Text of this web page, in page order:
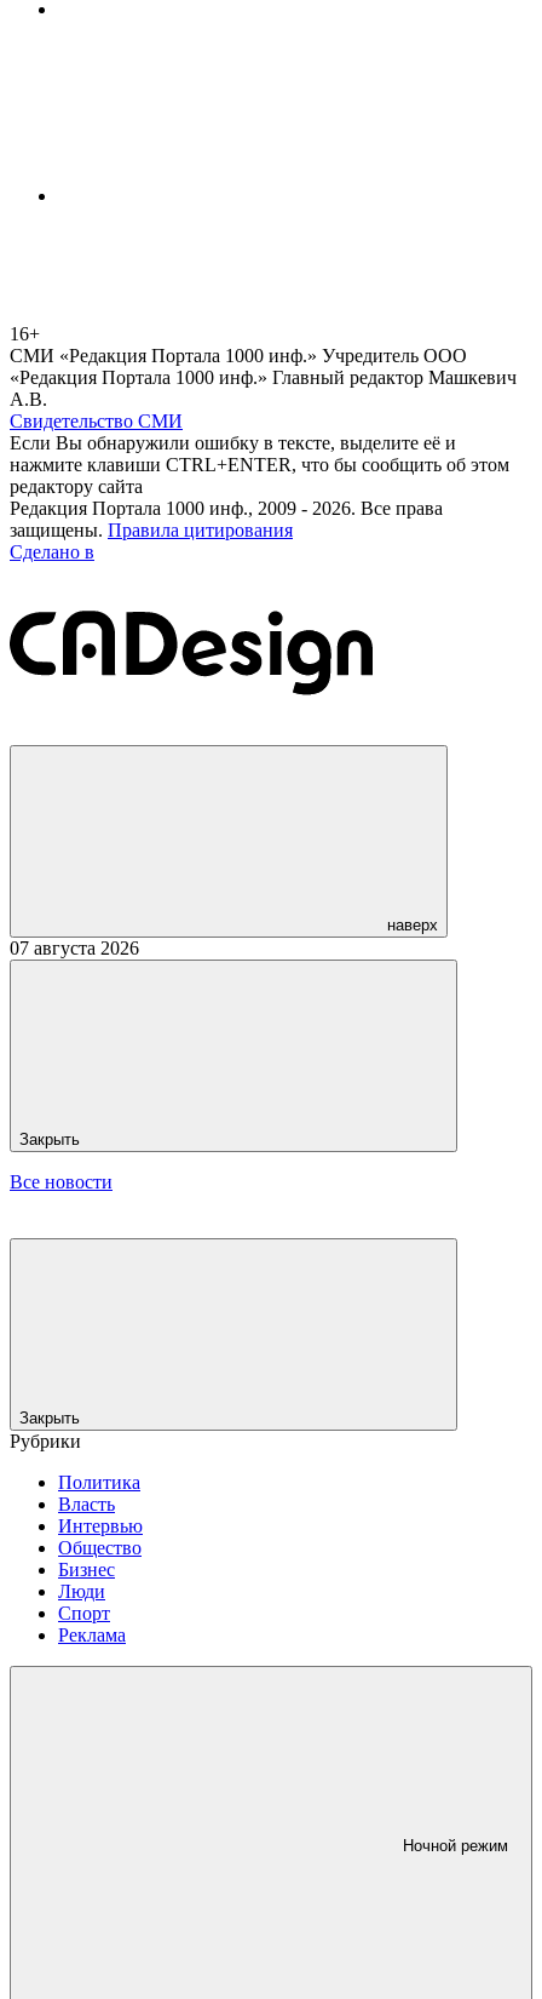
16+
СМИ «Редакция Портала 1000 инф.» Учредитель ООО
«Редакция Портала 1000 инф.» Главный редактор Машкевич
А.В.
Свидетельство СМИ
Если Вы обнаружили ошибку в тексте, выделите её и
нажмите клавиши CTRL+ENTER, что бы сообщить об этом
редактору сайта
Редакция Портала 1000 инф., 2009 - 2026. Все права
защищены. Правила цитирования
Сделано в
наверх
07 августа 2026
Закрыть
Все новости
Закрыть
Рубрики
Политика
Власть
Интервью
Общество
Бизнес
Люди
Спорт
Реклама
Ночной режим